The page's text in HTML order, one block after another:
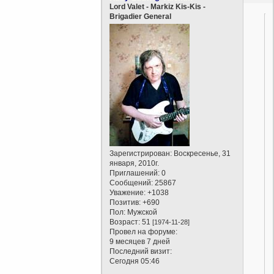
Lord Valet - Markiz Kis-Kis -
Brigadier General
Зарегистрирован: Воскресенье, 31
января, 2010г.
Приглашений: 0
Сообщений: 25867
Уважение: +1038
Позитив: +690
Пол: Мужской
Возраст: 51[1974-11-28]
Провел на форуме:
9 месяцев 7 дней
Последний визит:
Сегодня 05:46